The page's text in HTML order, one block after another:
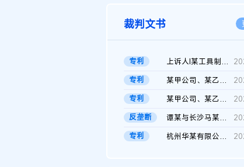
裁判文书
专利 上诉人I某工具制品有限公司与被上诉人程某及一审被告中华人民共和...
专利
某甲公司、某乙公司、某丙公司申请诉前行为保全复议裁定书
专利
某甲公司、某乙公司、官某与某丙公司专利申请权权属纠纷 二审判决...
反垄断
谭某与长沙马某堆农产品股份有限公司滥用市场支配地位纠纷二审裁...
专利
杭州华某有限公司与菲某有限公司侵害发明专利权纠纷